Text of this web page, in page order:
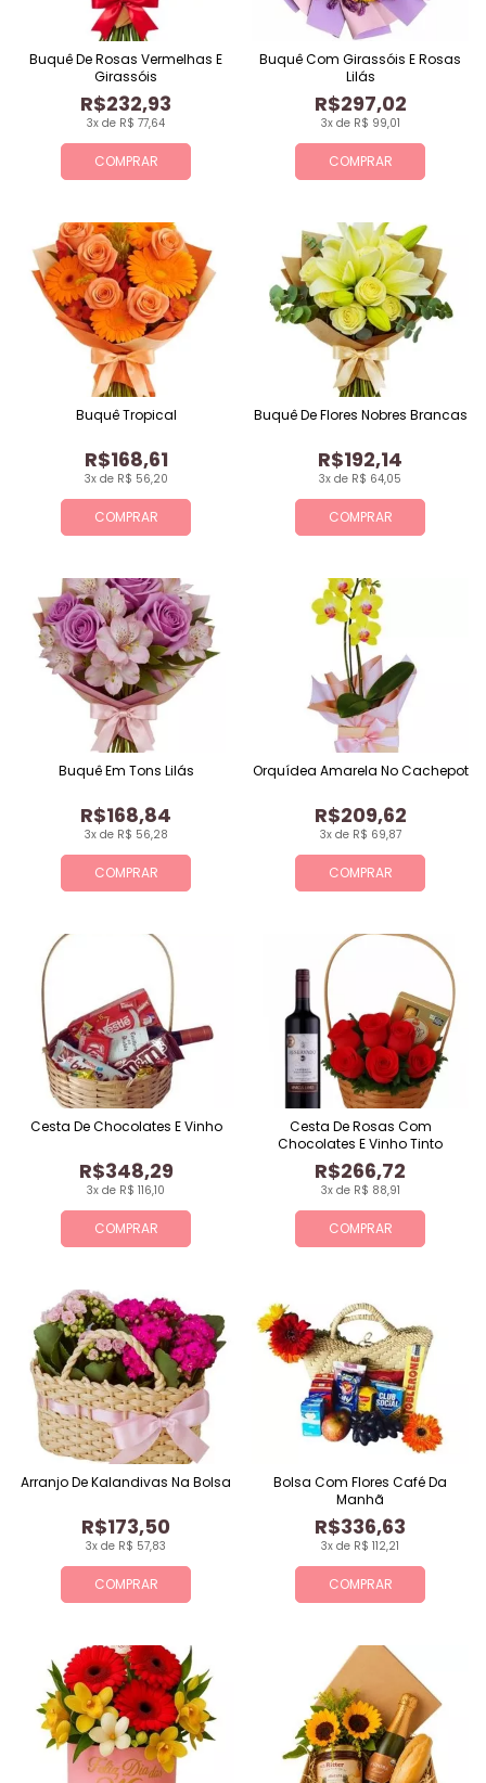
COMPRAR
3x de R$ 77,64
R$232,93
Buquê De Rosas Vermelhas E
Girassóis
COMPRAR
3x de R$ 99,01
R$297,02
Buquê Com Girassóis E Rosas
Lilás
COMPRAR
3x de R$ 56,20
R$168,61
Buquê Tropical
COMPRAR
3x de R$ 64,05
R$192,14
Buquê De Flores Nobres Brancas
COMPRAR
3x de R$ 56,28
R$168,84
Buquê Em Tons Lilás
COMPRAR
3x de R$ 69,87
R$209,62
Orquídea Amarela No Cachepot
COMPRAR
3x de R$ 116,10
R$348,29
Cesta De Chocolates E Vinho
COMPRAR
3x de R$ 88,91
R$266,72
Cesta De Rosas Com
Chocolates E Vinho Tinto
COMPRAR
3x de R$ 57,83
R$173,50
Arranjo De Kalandivas Na Bolsa
COMPRAR
3x de R$ 112,21
R$336,63
Bolsa Com Flores Café Da
Manhã